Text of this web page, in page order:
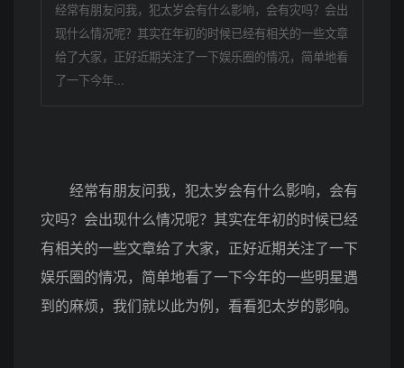
经常有朋友问我，犯太岁会有什么影响，会有灾吗？会出
现什么情况呢？其实在年初的时候已经有相关的一些文章
给了大家，正好近期关注了一下娱乐圈的情况，简单地看
了一下今年...
经常有朋友问我，犯太岁会有什么影响，会有
灾吗？会出现什么情况呢？其实在年初的时候已经
有相关的一些文章给了大家，正好近期关注了一下
娱乐圈的情况，简单地看了一下今年的一些明星遇
到的麻烦，我们就以此为例，看看犯太岁的影响。